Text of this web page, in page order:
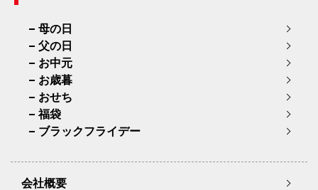
母の日
父の日
お中元
お歳暮
おせち
福袋
ブラックフライデー
会社概要